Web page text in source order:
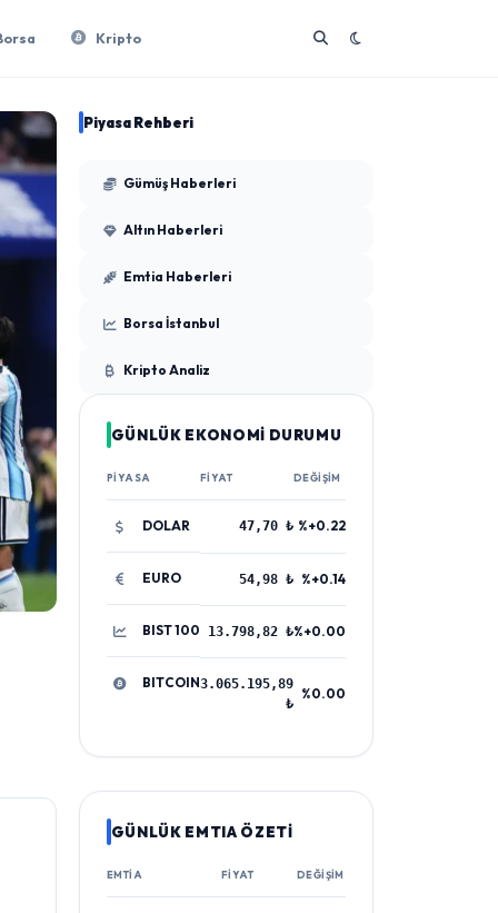
Kripto
Piyasa Rehberi
Gümüş Haberleri
Altın Haberleri
Emtia Haberleri
Borsa İstanbul
Kripto Analiz
GÜNLÜK EKONOMİ DURUMU
PIYASA FIYAT DEĞIŞIM
DOLAR 47,70 ₺ %+0.22
EURO 54,98 ₺ %+0.14
BIST 100 13.798,82 ₺%+0.00
BITCOIN3.065.195,89
₺
%0.00
GÜNLÜK EMTIA ÖZETİ
EMTIA FIYAT DEĞIŞIM